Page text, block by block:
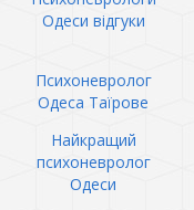
Одеси відгуки
Психоневролог
Одеса Таїрове
Найкращий
психоневролог
Одеси